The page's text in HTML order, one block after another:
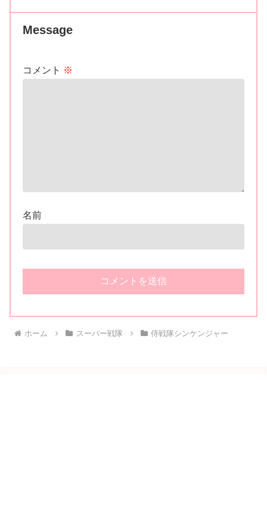
Message
コメント ※
名前
ホーム スーパー戦隊 侍戦隊シンケンジャー